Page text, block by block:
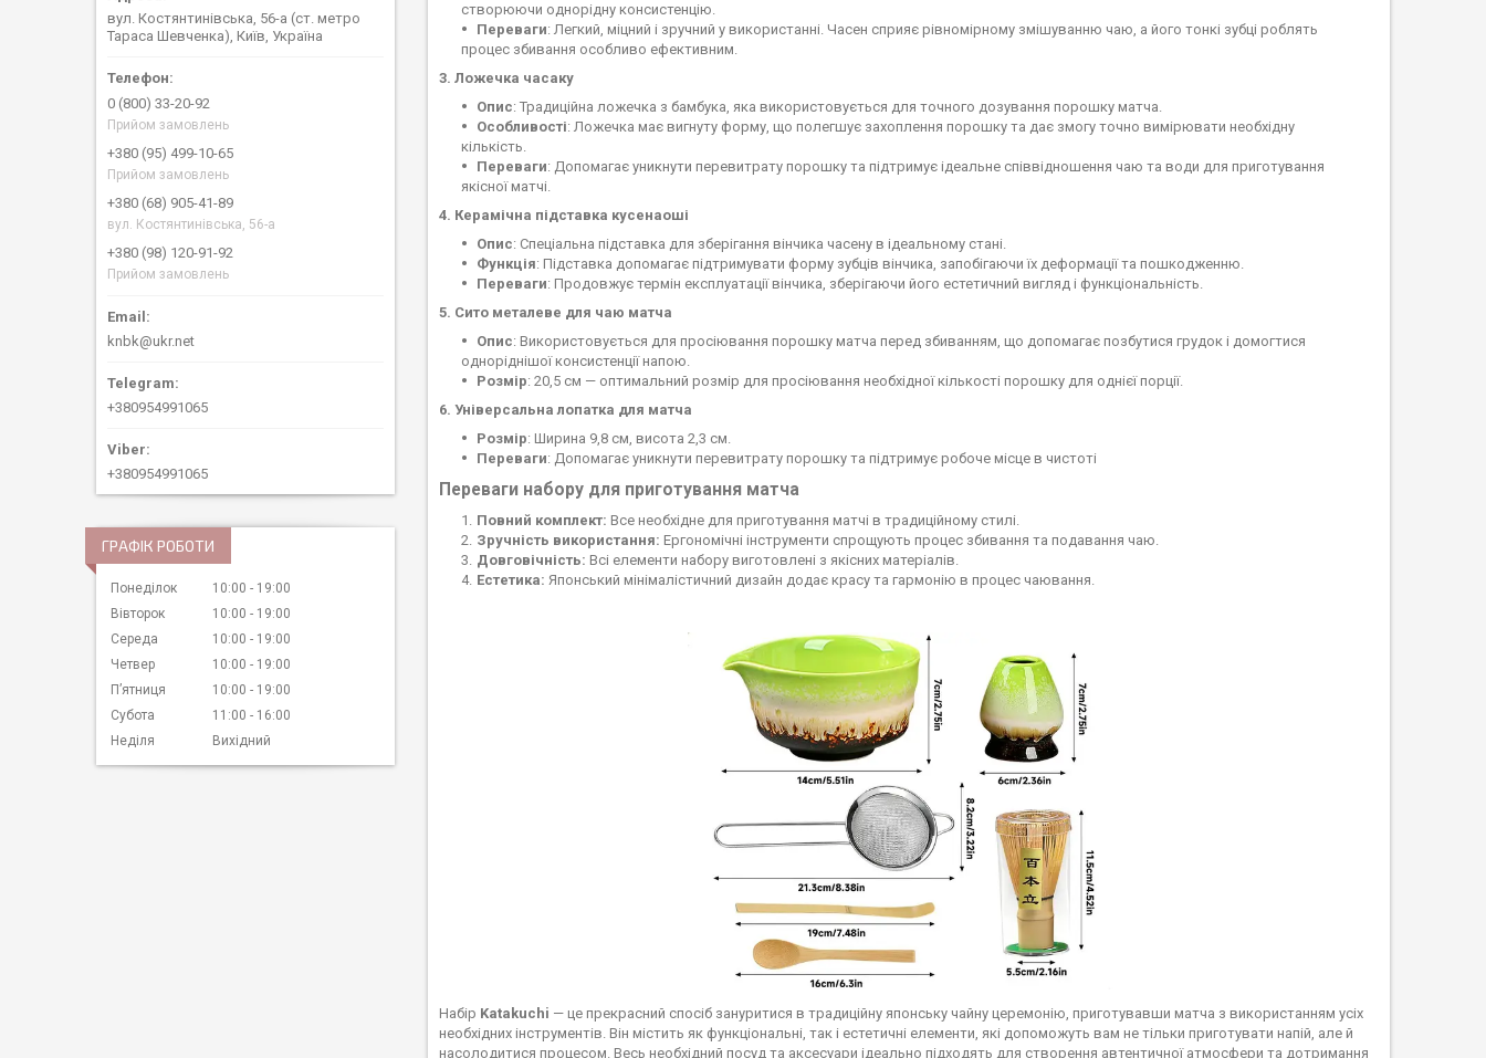
створюючи однорідну консистенцію.
Переваги: Легкий, міцний і зручний у використанні. Часен сприяє рівномірному змішуванню чаю, а його тонкі зубці роблять
процес збивання особливо ефективним.
3. Ложечка часаку
Опис: Традиційна ложечка з бамбука, яка використовується для точного дозування порошку матча.
Особливості: Ложечка має вигнуту форму, що полегшує захоплення порошку та дає змогу точно вимірювати необхідну
кількість.
Переваги: Допомагає уникнути перевитрату порошку та підтримує ідеальне співвідношення чаю та води для приготування
якісної матчі.
4. Керамічна підставка кусенаоші
Опис: Спеціальна підставка для зберігання вінчика часену в ідеальному стані.
Функція: Підставка допомагає підтримувати форму зубців вінчика, запобігаючи їх деформації та пошкодженню.
Переваги: Продовжує термін експлуатації вінчика, зберігаючи його естетичний вигляд і функціональність.
5. Сито металеве для чаю матча
Опис: Використовується для просіювання порошку матча перед збиванням, що допомагає позбутися грудок і домогтися
одноріднішої консистенції напою.
Розмір: 20,5 см — оптимальний розмір для просіювання необхідної кількості порошку для однієї порції.
6. Універсальна лопатка для матча
Розмір: Ширина 9,8 см, висота 2,3 см.
Переваги: Допомагає уникнути перевитрату порошку та підтримує робоче місце в чистоті
Переваги набору для приготування матча
Повний комплект: Все необхідне для приготування матчі в традиційному стилі.
Зручність використання: Ергономічні інструменти спрощують процес збивання та подавання чаю.
Довговічність: Всі елементи набору виготовлені з якісних матеріалів.
Естетика: Японський мінімалістичний дизайн додає красу та гармонію в процес чаювання.
Набір Katakuchi — це прекрасний спосіб зануритися в традиційну японську чайну церемонію, приготувавши матча з використанням усіх
необхідних інструментів. Він містить як функціональні, так і естетичні елементи, які допоможуть вам не тільки приготувати напій, але й
насолодитися процесом. Весь необхідний посуд та аксесуари ідеально підходять для створення автентичної атмосфери та дотримання
вул. Костянтинівська, 56-а (ст. метро
Тараса Шевченка), Київ, Україна
0 (800) 33-20-92
Прийом замовлень
+380 (95) 499-10-65
Прийом замовлень
+380 (68) 905-41-89
вул. Костянтинівська, 56-а
+380 (98) 120-91-92
Прийом замовлень
knbk@ukr.net
+380954991065
+380954991065
ГРАФІК РОБОТИ
Понеділок 10:00
19:00
Вівторок
10:00
19:00
Середа
10:00
19:00
Четвер
10:00
19:00
Пʼятниця
10:00
19:00
Субота
11:00
16:00
Неділя
Вихідний